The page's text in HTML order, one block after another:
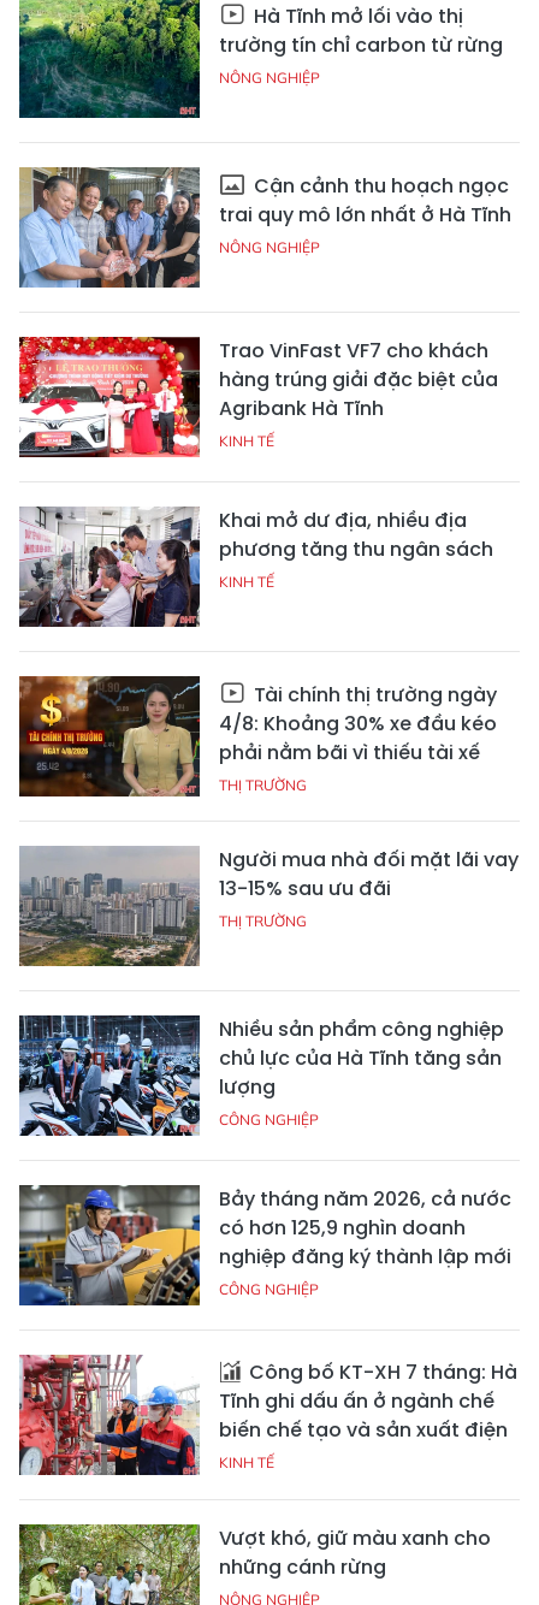
Hà Tĩnh mở lối vào thị
trường tín chỉ carbon từ rừng
NÔNG NGHIỆP
Cận cảnh thu hoạch ngọc
trai quy mô lớn nhất ở Hà Tĩnh
NÔNG NGHIỆP
Trao VinFast VF7 cho khách
hàng trúng giải đặc biệt của
Agribank Hà Tĩnh
KINH TẾ
Khai mở dư địa, nhiều địa
phương tăng thu ngân sách
KINH TẾ
Tài chính thị trường ngày
4/8: Khoảng 30% xe đầu kéo
phải nằm bãi vì thiếu tài xế
THỊ TRƯỜNG
Người mua nhà đối mặt lãi vay
13-15% sau ưu đãi
THỊ TRƯỜNG
Nhiều sản phẩm công nghiệp
chủ lực của Hà Tĩnh tăng sản
lượng
CÔNG NGHIỆP
Bảy tháng năm 2026, cả nước
có hơn 125,9 nghìn doanh
nghiệp đăng ký thành lập mới
CÔNG NGHIỆP
Công bố KT-XH 7 tháng: Hà
Tĩnh ghi dấu ấn ở ngành chế
biến chế tạo và sản xuất điện
KINH TẾ
Vượt khó, giữ màu xanh cho
những cánh rừng
NÔNG NGHIỆP